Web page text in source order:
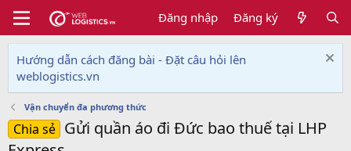
Đăng nhập Đăng ký
Hướng dẫn cách đăng bài - Đặt câu hỏi lên
weblogistics.vn
Vận chuyển đa phương thức
Chia sẻ Gửi quần áo đi Đức bao thuế tại LHP